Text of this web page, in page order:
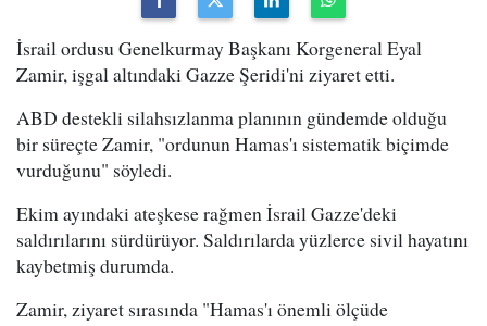
İsrail ordusu Genelkurmay Başkanı Korgeneral Eyal
Zamir, işgal altındaki Gazze Şeridi'ni ziyaret etti.
ABD destekli silahsızlanma planının gündemde olduğu
bir süreçte Zamir, "ordunun Hamas'ı sistematik biçimde
vurduğunu" söyledi.
Ekim ayındaki ateşkese rağmen İsrail Gazze'deki
saldırılarını sürdürüyor. Saldırılarda yüzlerce sivil hayatını
kaybetmiş durumda.
Zamir, ziyaret sırasında "Hamas'ı önemli ölçüde